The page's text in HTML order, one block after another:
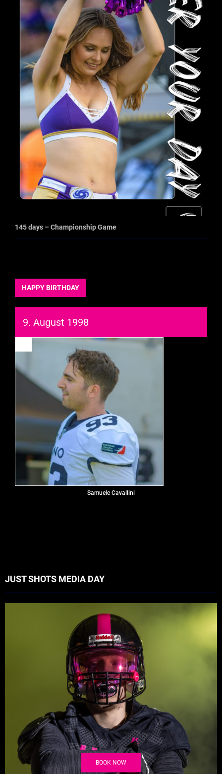
145 days – Championship Game
HAPPY BIRTHDAY
9. August 1998
Samuele Cavallini
JUST SHOTS MEDIA DAY
BOOK NOW